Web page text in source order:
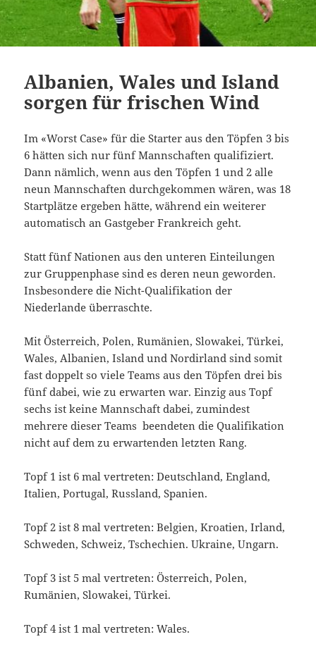
Albanien, Wales und Island
sorgen für frischen Wind
Im «Worst Case» für die Starter aus den Töpfen 3 bis
6 hätten sich nur fünf Mannschaften qualifiziert.
Dann nämlich, wenn aus den Töpfen 1 und 2 alle
neun Mannschaften durchgekommen wären, was 18
Startplätze ergeben hätte, während ein weiterer
automatisch an Gastgeber Frankreich geht.
Statt fünf Nationen aus den unteren Einteilungen
zur Gruppenphase sind es deren neun geworden.
Insbesondere die Nicht-Qualifikation der
Niederlande überraschte.
Mit Österreich, Polen, Rumänien, Slowakei, Türkei,
Wales, Albanien, Island und Nordirland sind somit
fast doppelt so viele Teams aus den Töpfen drei bis
fünf dabei, wie zu erwarten war. Einzig aus Topf
sechs ist keine Mannschaft dabei, zumindest
mehrere dieser Teams beendeten die Qualifikation
nicht auf dem zu erwartenden letzten Rang.
Topf 1 ist 6 mal vertreten: Deutschland, England,
Italien, Portugal, Russland, Spanien.
Topf 2 ist 8 mal vertreten: Belgien, Kroatien, Irland,
Schweden, Schweiz, Tschechien. Ukraine, Ungarn.
Topf 3 ist 5 mal vertreten: Österreich, Polen,
Rumänien, Slowakei, Türkei.
Topf 4 ist 1 mal vertreten: Wales.